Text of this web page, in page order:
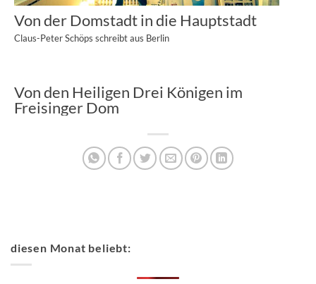
Von der Domstadt in die Hauptstadt
Claus-Peter Schöps schreibt aus Berlin
Von den Heiligen Drei Königen im
Freisinger Dom
diesen Monat beliebt: